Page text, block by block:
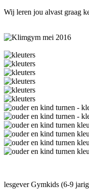
Wij leren jou alvast graag
lesgever Gymkids (6-9